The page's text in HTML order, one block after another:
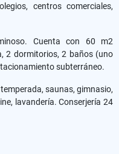
centros comerciales,
Cuenta con 60 m2
2 dormitorios, 2 baños (uno
subterráneo.
saunas, gimnasio,
lavandería. Conserjería 24